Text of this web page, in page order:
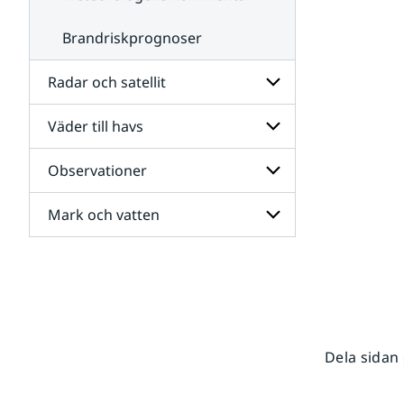
Brandriskprognoser
Radar och satellit
Undersidor
för
Radar
och
satellit
Väder till havs
Undersidor
för
Väder
till
havs
Observationer
Undersidor
för
Mark och vatten
Dela sidan